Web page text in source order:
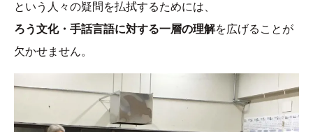
という人々の疑問を払拭するためには、
ろう文化・手話言語に対する一層の理解を広げることが
欠かせません。